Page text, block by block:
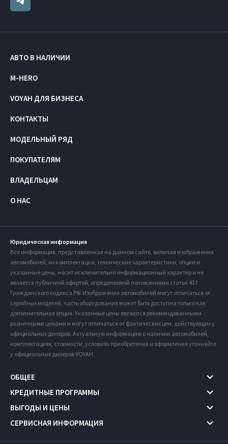
АВТО В НАЛИЧИИ
M-HERO
VOYAH ДЛЯ БИЗНЕСА
КОНТАКТЫ
МОДЕЛЬНЫЙ РЯД
ПОКУПАТЕЛЯМ
ВЛАДЕЛЬЦАМ
О НАС
Юридическая информация
Вся информация, представленная на данном сайте, включая изображения
автомобилей, их комплектации, технические характеристики, опции и
указанные цены, носит исключительно информационный характер и не
является публичной офертой, определяемой положениями статьи 437
Гражданского кодекса РФ. Изображения автомобилей могут отличаться от
серийных моделей, часть оборудования может быть доступна только как
дополнительная опция. Указанные цены являются рекомендованными
розничными ценами и могут отличаться от фактических цен, действующих у
официальных дилеров. Актуальную информацию о наличии автомобилей,
комплектациях, стоимости, условиях приобретения и оформления уточняйте
у официальных дилеров VOYAH.
ОБЩЕЕ
КРЕДИТНЫЕ ПРОГРАММЫ
ВЫГОДЫ И ЦЕНЫ
СЕРВИСНАЯ ИНФОРМАЦИЯ